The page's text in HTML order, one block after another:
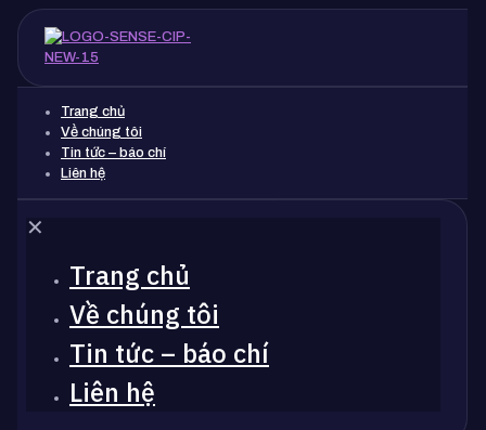
Trang chủ
Về chúng tôi
Tin tức – báo chí
Liên hệ
✕
Trang chủ
Về chúng tôi
Tin tức – báo chí
Liên hệ